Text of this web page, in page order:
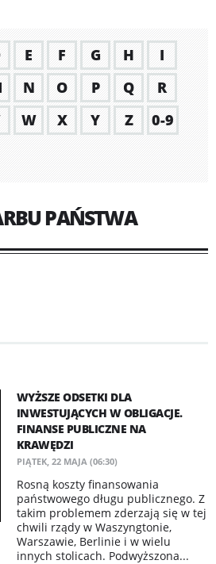
E F G H
I
N O P Q
R
W X Y Z
0-9
PAŃSTWA
WYŻSZE ODSETKI DLA
INWESTUJĄCYCH W OBLIGACJE.
FINANSE PUBLICZNE NA
KRAWĘDZI
PIĄTEK, 22 MAJA (06:30)
Rosną koszty finansowania
państwowego długu publicznego. Z
takim problemem zderzają się w tej
chwili rządy w Waszyngtonie,
Warszawie, Berlinie i w wielu
innych stolicach. Podwyższona...